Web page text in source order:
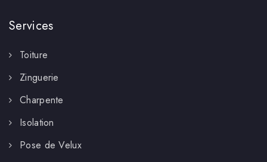
Services
Toiture
Zinguerie
Charpente
Isolation
Pose de Velux